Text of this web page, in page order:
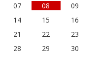
07 08
09
14 15
16
21 22
23
28 29
30